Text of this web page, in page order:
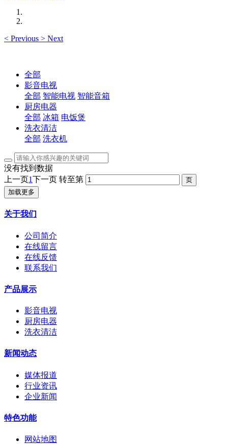
< Previous > Next
全部
影音电视
全部 智能电视 智能音箱
厨房电器
全部 冰箱 电饭煲
洗衣清洁
全部 洗衣机
没有找到数据
上一页1下一页 转至第
加载更多
关于我们
公司简介
在线留言
在线反馈
联系我们
产品展示
影音电视
厨房电器
洗衣清洁
新闻动态
媒体报道
行业资讯
企业新闻
特色功能
网站地图